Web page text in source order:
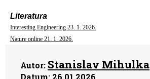
Literatura
Interesting Engineering 23. 1. 2026.
Nature online 21. 1. 2026.
Autor: Stanislav Mihulka
Datum: 26.01.2026